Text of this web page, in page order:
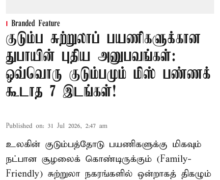
Branded Feature
குடும்ப சுற்றுலாப் பயணிகளுக்கான
துபாயின் புதிய அனுபவங்கள்:
ஒவ்வொரு குடும்பமும் மிஸ் பண்ணக்
கூடாத 7 இடங்கள்!
Published on: 31 Jul 2026, 2:47 am
உலகின் குடும்பத்தோடு பயணிகளுக்கு மிகவும்
நட்பான சூழலைக் கொண்டிருக்கும் (Family-
Friendly) சுற்றுலா நகரங்களில் ஒன்றாகத் திகழும்